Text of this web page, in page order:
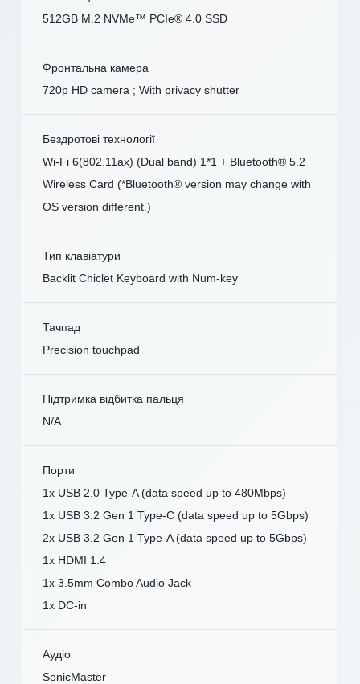
512GB M.2 NVMe™ PCIe® 4.0 SSD
Фронтальна камера
720p HD camera ; With privacy shutter
Бездротові технології
Wi-Fi 6(802.11ax) (Dual band) 1*1 + Bluetooth® 5.2
Wireless Card (*Bluetooth® version may change with
OS version different.)
Тип клавіатури
Backlit Chiclet Keyboard with Num-key
Тачпад
Precision touchpad
Підтримка відбитка пальця
N/A
Порти
1x USB 2.0 Type-A (data speed up to 480Mbps)
1x USB 3.2 Gen 1 Type-C (data speed up to 5Gbps)
2x USB 3.2 Gen 1 Type-A (data speed up to 5Gbps)
1x HDMI 1.4
1x 3.5mm Combo Audio Jack
1x DC-in
Аудіо
SonicMaster